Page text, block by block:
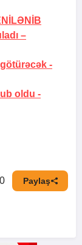
–
-
oldu -
0 Paylaş